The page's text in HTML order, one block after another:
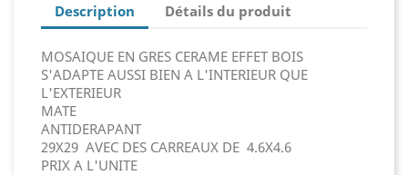
Description Détails du produit
MOSAIQUE EN GRES CERAME EFFET BOIS
S'ADAPTE AUSSI BIEN A L'INTERIEUR QUE
L'EXTERIEUR
MATE
ANTIDERAPANT
29X29 AVEC DES CARREAUX DE 4.6X4.6
PRIX A L'UNITE